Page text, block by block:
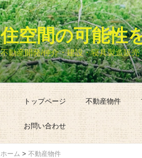
住空間の可能性
不動産開発/仲介・建設・寝具製造販
トップページ 不動産物件
お問い合わせ
ホーム > 不動産物件